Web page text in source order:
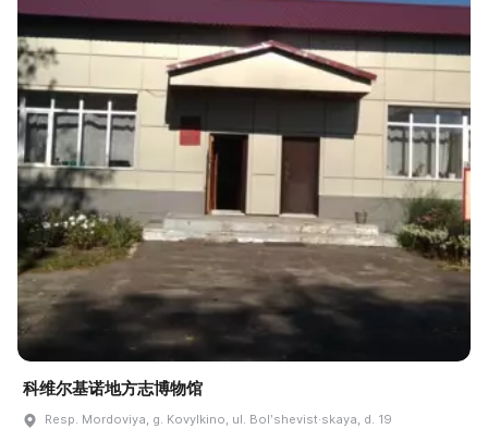
科维尔基诺地方志博物馆
Resp. Mordoviya, g. Kovylkino, ul. Bolʹshevist·skaya, d. 19